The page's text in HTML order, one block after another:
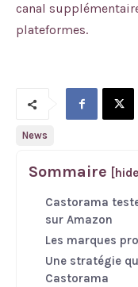
canal
plateformes.
News
Sommaire [hide]
Castorama
sur Amazon
Les marques
Une stratégie
Castorama